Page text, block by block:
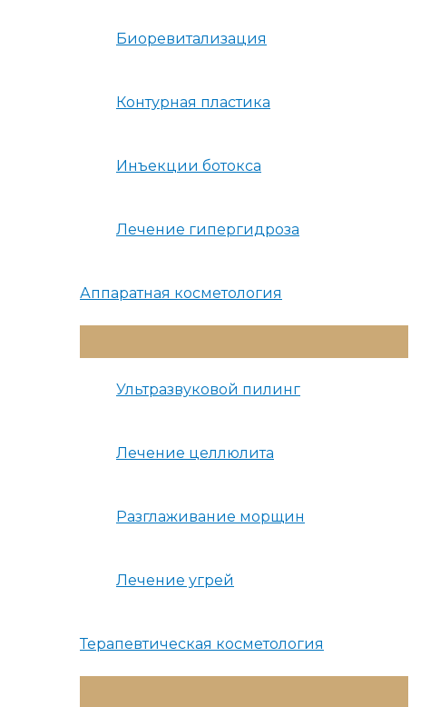
Биоревитализация
Контурная пластика
Инъекции ботокса
Лечение гипергидроза
Аппаратная косметология
Меню
Ультразвуковой пилинг
Лечение целлюлита
Разглаживание морщин
Лечение угрей
Терапевтическая косметология